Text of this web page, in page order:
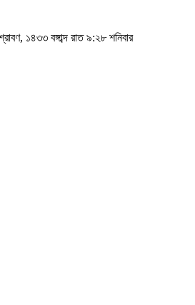
১৪৩৩ বঙ্গাব্দ রাত ৯:২৮ শনিবার